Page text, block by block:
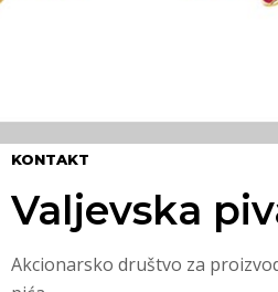
KONTAKT
Valjevska
Akcionarsko društvo za